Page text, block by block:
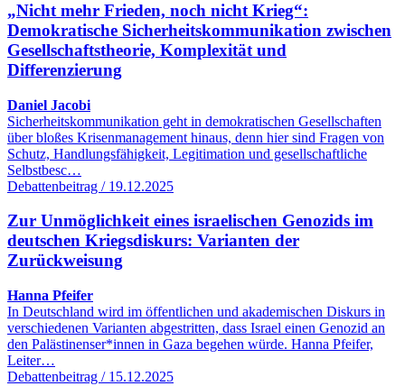
„Nicht mehr Frieden, noch nicht Krieg“:
Demokratische Sicherheitskommunikation zwischen
Gesellschaftstheorie, Komplexität und
Differenzierung
Daniel Jacobi
Sicherheitskommunikation geht in demokratischen Gesellschaften
über bloßes Krisenmanagement hinaus, denn hier sind Fragen von
Schutz, Handlungsfähigkeit, Legitimation und gesellschaftliche
Selbstbesc…
Debattenbeitrag / 19.12.2025
Zur Unmöglichkeit eines israelischen Genozids im
deutschen Kriegsdiskurs: Varianten der
Zurückweisung
Hanna Pfeifer
In Deutschland wird im öffentlichen und akademischen Diskurs in
verschiedenen Varianten abgestritten, dass Israel einen Genozid an
den Palästinenser*innen in Gaza begehen würde. Hanna Pfeifer,
Leiter…
Debattenbeitrag / 15.12.2025